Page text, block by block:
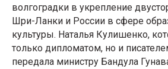
волгоградки в укрепление
Шри-Ланки и России в сфере
культуры. Наталья Кулишенко,
только дипломатом, но и
передала министру Бандула